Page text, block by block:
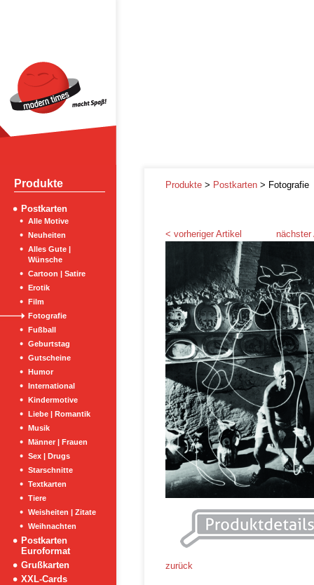
Produkte
Postkarten
Alle Motive
Neuheiten
Alles Gute |
Wünsche
Cartoon | Satire
Erotik
Film
Fotografie
Fußball
Geburtstag
Gutscheine
Humor
International
Kindermotive
Liebe | Romantik
Musik
Männer | Frauen
Sex | Drugs
Starschnitte
Textkarten
Tiere
Weisheiten | Zitate
Weihnachten
Postkarten
Euroformat
Grußkarten
XXL-Cards
Produkte > Postkarten > Fotografie
< vorheriger Artikel
zurück